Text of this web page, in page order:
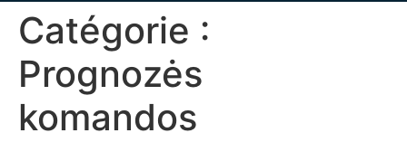
Catégorie :
Prognozės
komandos